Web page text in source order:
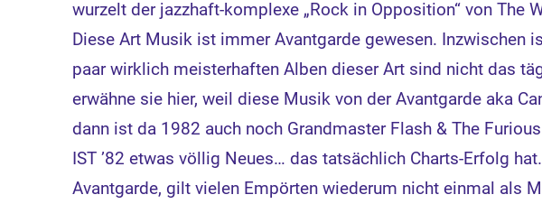
wurzelt der jazzhaft-komplexe „Rock in Opposition“ von The
Diese Art Musik ist immer Avantgarde gewesen. Inzwischen
paar wirklich meisterhaften Alben dieser Art sind nicht das
erwähne sie hier, weil diese Musik von der Avantgarde aka
dann ist da 1982 auch noch Grandmaster Flash & The
IST ’82 etwas völlig Neues… das tatsächlich Charts-Erfolg
Avantgarde, gilt vielen Empörten wiederum nicht einmal als